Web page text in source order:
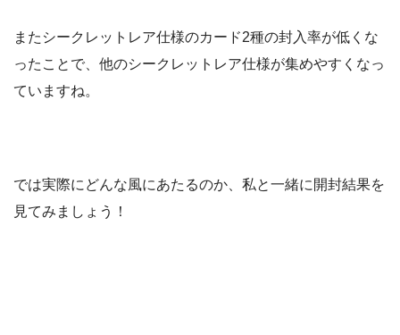
またシークレットレア仕様のカード2種の封入率が低くな
ったことで、他のシークレットレア仕様が集めやすくなっ
ていますね。
では実際にどんな風にあたるのか、私と一緒に開封結果を
見てみましょう！